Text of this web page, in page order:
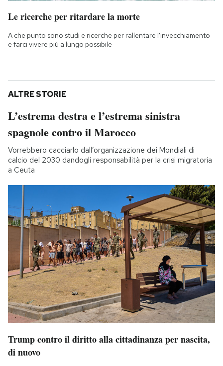
Le ricerche per ritardare la morte
A che punto sono studi e ricerche per rallentare l'invecchiamento
e farci vivere più a lungo possibile
ALTRE STORIE
L’estrema destra e l’estrema sinistra
spagnole contro il Marocco
Vorrebbero cacciarlo dall’organizzazione dei Mondiali di
calcio del 2030 dandogli responsabilità per la crisi migratoria
a Ceuta
Trump contro il diritto alla cittadinanza per nascita,
di nuovo